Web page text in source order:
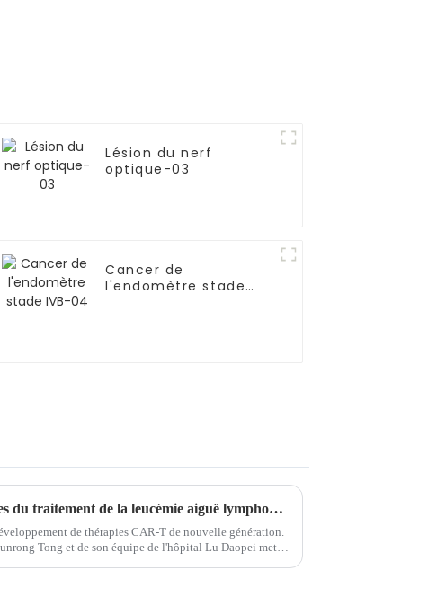
Lésion du nerf
optique-03
Cancer de
l'endomètre stade
Bioocus repousse les limites du traitement de la leucémie aiguë lymphoblastique pédiatrique
de thérapies CAR-T de nouvelle génération.
Tong et de son équipe de l'hôpital Lu Daopei met